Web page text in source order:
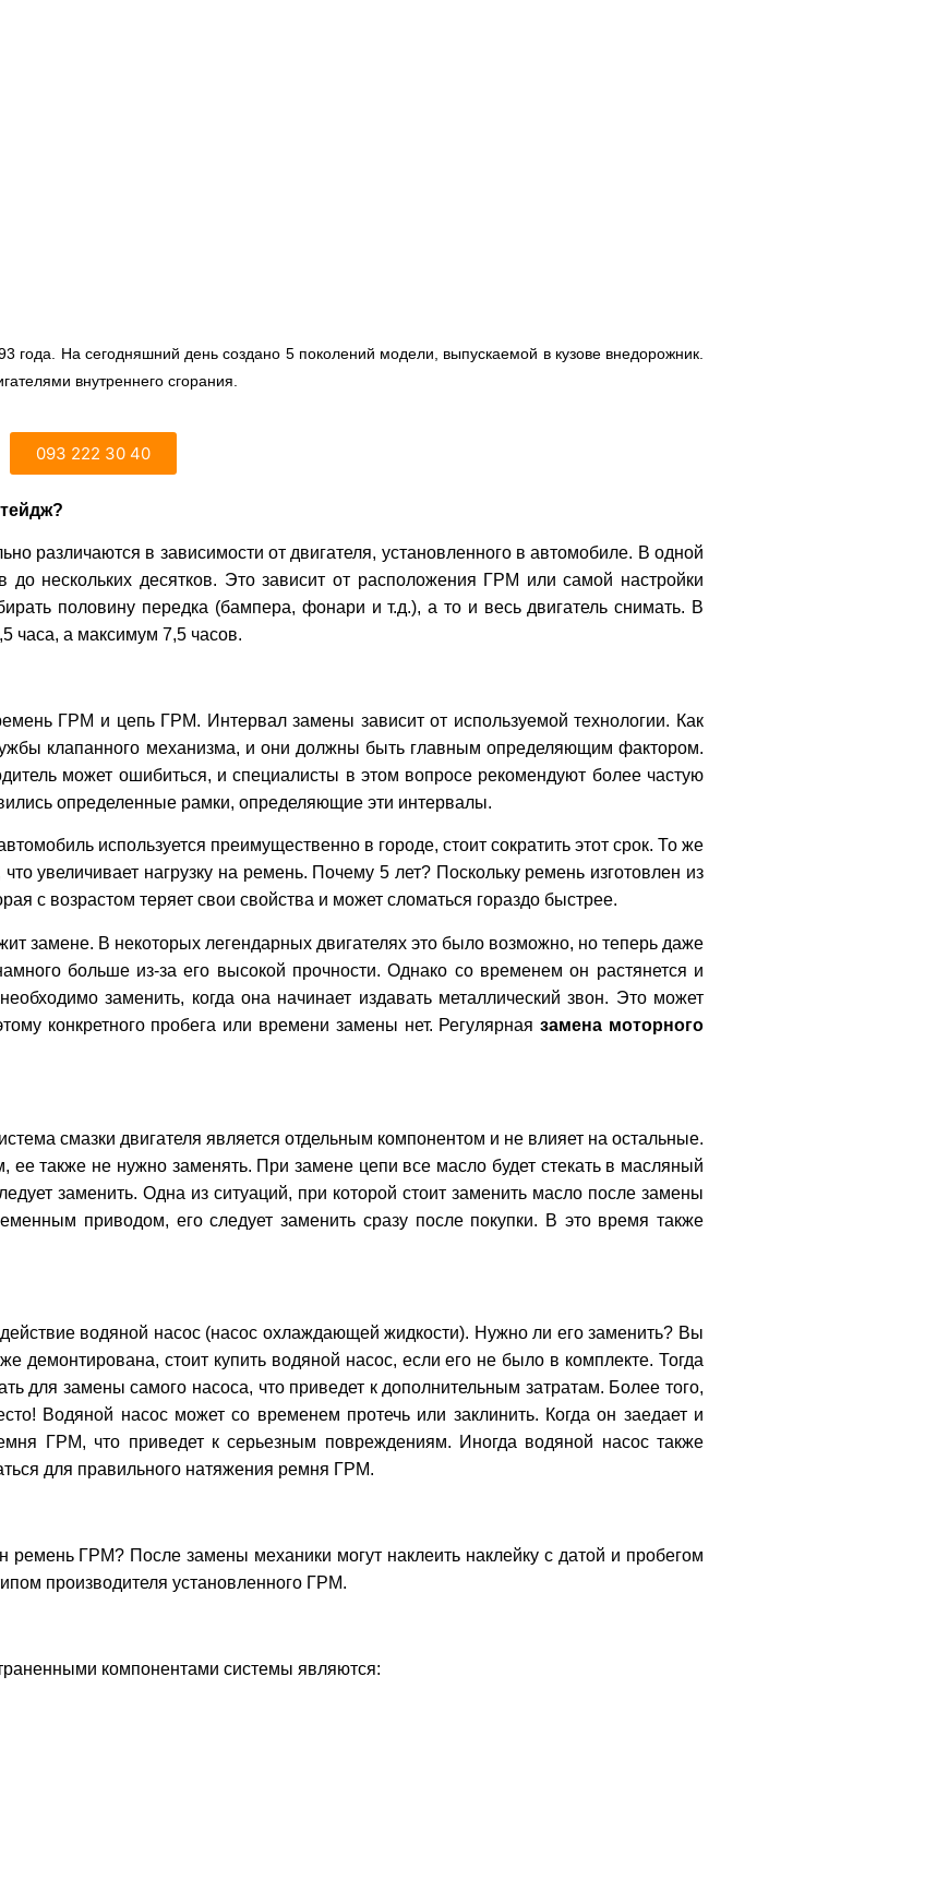
На сегодняшний день создано 5 поколений модели, выпускаемой в кузове внедорожник.
внутреннего сгорания.
093 222 30 40
различаются в зависимости от двигателя, установленного в автомобиле. В одной
нескольких десятков. Это зависит от расположения ГРМ или самой настройки
половину передка (бампера, фонари и т.д.), а то и весь двигатель снимать. В
часа, а максимум 7,5 часов.
ГРМ и цепь ГРМ. Интервал замены зависит от используемой технологии. Как
клапанного механизма, и они должны быть главным определяющим фактором.
может ошибиться, и специалисты в этом вопросе рекомендуют более частую
определенные рамки, определяющие эти интервалы.
используется преимущественно в городе, стоит сократить этот срок. То же
увеличивает нагрузку на ремень. Почему 5 лет? Поскольку ремень изготовлен из
с возрастом теряет свои свойства и может сломаться гораздо быстрее.
замене. В некоторых легендарных двигателях это было возможно, но теперь даже
больше из-за его высокой прочности. Однако со временем он растянется и
заменить, когда она начинает издавать металлический звон. Это может
конкретного пробега или времени замены нет. Регулярнаязамена моторного
смазки двигателя является отдельным компонентом и не влияет на остальные.
также не нужно заменять. При замене цепи все масло будет стекать в масляный
заменить. Одна из ситуаций, при которой стоит заменить масло после замены
приводом, его следует заменить сразу после покупки. В это время также
водяной насос (насос охлаждающей жидкости). Нужно ли его заменить? Вы
демонтирована, стоит купить водяной насос, если его не было в комплекте. Тогда
для замены самого насоса, что приведет к дополнительным затратам. Более того,
Водяной насос может со временем протечь или заклинить. Когда он заедает и
ГРМ, что приведет к серьезным повреждениям. Иногда водяной насос также
для правильного натяжения ремня ГРМ.
ГРМ? После замены механики могут наклеить наклейку с датой и пробегом
производителя установленного ГРМ.
компонентами системы являются: